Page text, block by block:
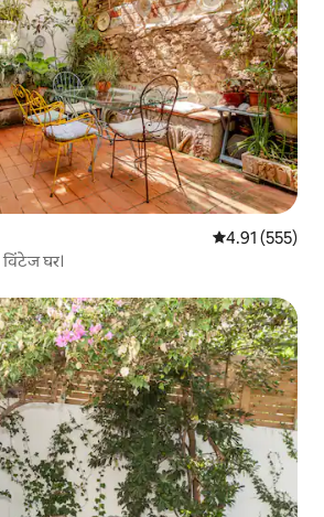
औसत रेटिंग 5 में से
4.91 (555)
घर।